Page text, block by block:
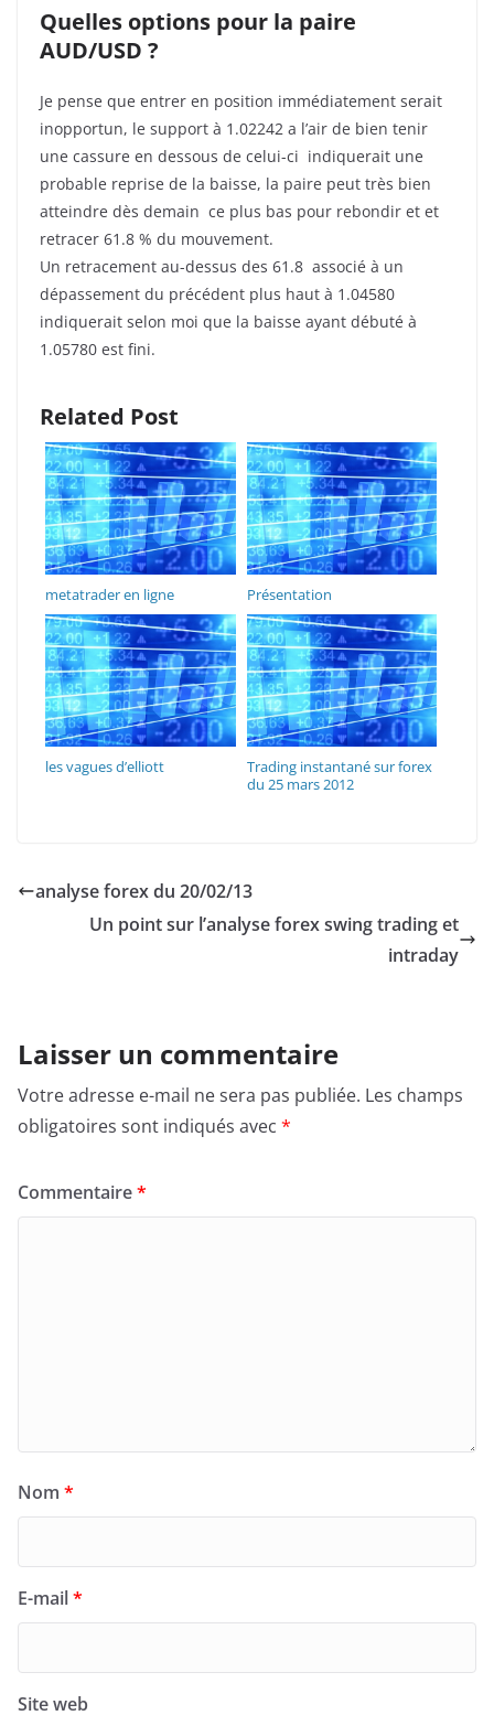
Quelles options pour la paire
AUD/USD ?
Je pense que entrer en position immédiatement serait
inopportun, le support à 1.02242 a l’air de bien tenir
une cassure en dessous de celui-ci indiquerait une
probable reprise de la baisse, la paire peut très bien
atteindre dès demain ce plus bas pour rebondir et et
retracer 61.8 % du mouvement.
Un retracement au-dessus des 61.8 associé à un
dépassement du précédent plus haut à 1.04580
indiquerait selon moi que la baisse ayant débuté à
1.05780 est fini.
Related Post
metatrader en ligne Présentation
les vagues d’elliott
Trading instantané sur forex
du 25 mars 2012
analyse forex du 20/02/13
Un point sur l’analyse forex swing trading et
intraday
Laisser un commentaire
Votre adresse e-mail ne sera pas publiée. Les champs
obligatoires sont indiqués avec *
Commentaire*
Nom *
E-mail*
Site web